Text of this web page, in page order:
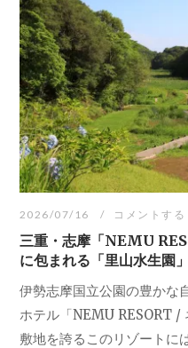
2026/07/16 コメントする
三重・志摩「NEMU
に包まれる「里山水生園
伊勢志摩国立公園の豊かな
ホテル「NEMU RESORT /
敷地を誇るこのリゾートに